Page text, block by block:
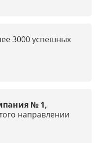
3000 успешных
№ 1,
направлении